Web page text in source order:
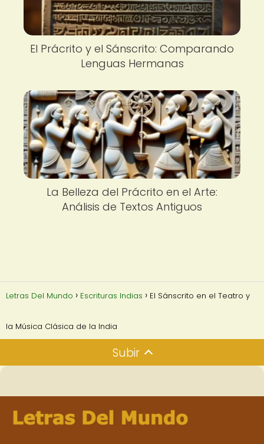
El Prácrito y el Sánscrito: Comparando
Lenguas Hermanas
La Belleza del Prácrito en el Arte:
Análisis de Textos Antiguos
Letras Del Mundo Escrituras Indias El Sánscrito en el Teatro y
la Música Clásica de la India
Subir